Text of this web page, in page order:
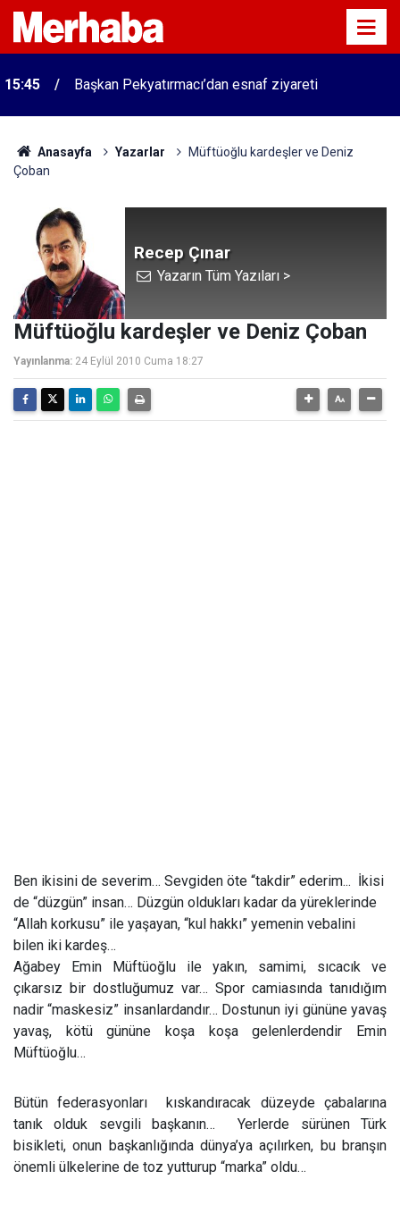
15:45 Başkan Pekyatırmacı’dan esnaf ziyareti
Anasayfa Yazarlar
Müftüoğlu kardeşler ve Deniz
Çoban
Recep Çınar
Yazarın Tüm Yazıları >
Müftüoğlu kardeşler ve Deniz Çoban
Yayınlanma: 24 Eylül 2010 Cuma 18:27
Ben ikisini de severim… Sevgiden öte “takdir” ederim... İkisi
de “düzgün” insan… Düzgün oldukları kadar da yüreklerinde
“Allah korkusu” ile yaşayan, “kul hakkı” yemenin vebalini
bilen iki kardeş…
Ağabey Emin Müftüoğlu ile yakın, samimi, sıcacık ve
çıkarsız bir dostluğumuz var… Spor camiasında tanıdığım
nadir “maskesiz” insanlardandır… Dostunun iyi gününe yavaş
yavaş, kötü gününe koşa koşa gelenlerdendir Emin
Müftüoğlu…
Bütün federasyonları
kıskandıracak düzeyde çabalarına
tanık olduk sevgili başkanın…
Yerlerde sürünen Türk
bisikleti, onun başkanlığında dünya’ya açılırken, bu branşın
önemli ülkelerine de toz yutturup “marka” oldu…